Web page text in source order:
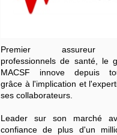
Premier assureur
professionnels de santé, le
MACSF innove depuis
grâce à l'implication et
ses collaborateurs.
Leader sur son marché
confiance de plus d'un